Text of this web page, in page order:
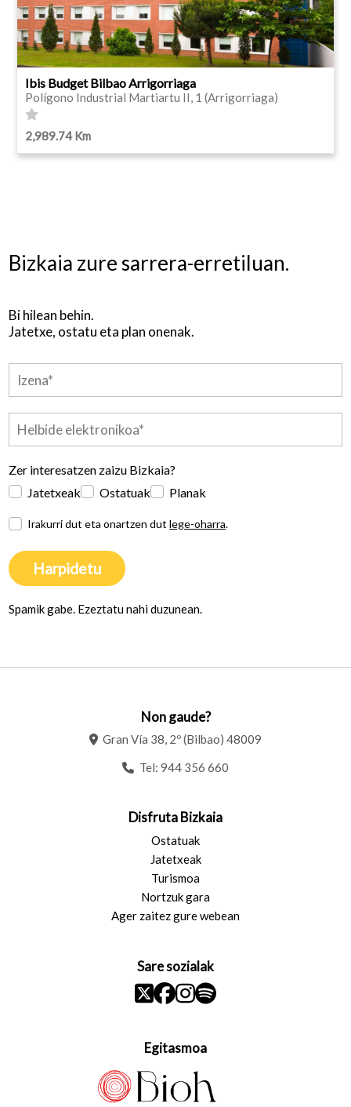
Ibis Budget Bilbao Arrigorriaga
Polígono Industrial Martiartu II, 1 (Arrigorriaga)
2,989.74 Km
Bizkaia zure sarrera-erretiluan.
Bi hilean behin.
Jatetxe, ostatu eta plan onenak.
Zer interesatzen zaizu Bizkaia?
Jatetxeak
Ostatuak Planak
Irakurri dut eta onartzen dutlege-oharra.
Harpidetu
Spamik gabe. Ezeztatu nahi duzunean.
Non gaude?
Gran Vía 38, 2º (Bilbao) 48009
Tel: 944 356 660
Disfruta Bizkaia
Ostatuak
Jatetxeak
Turismoa
Nortzuk gara
Ager zaitez gure webean
Sare sozialak
Egitasmoa